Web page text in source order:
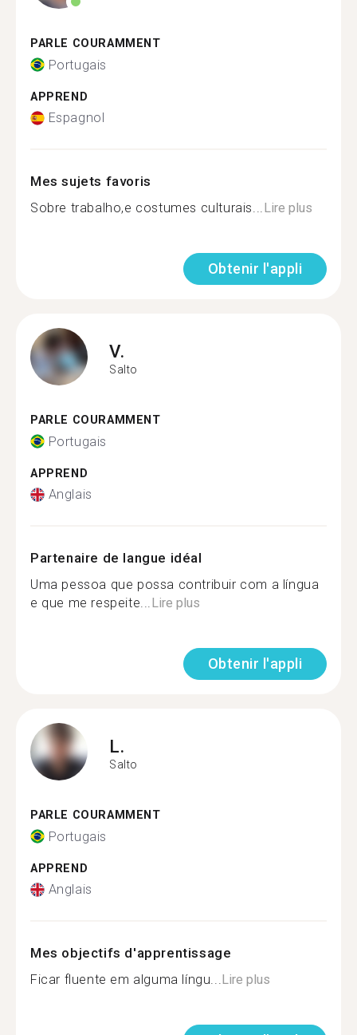
PARLE COURAMMENT
Portugais
APPREND
Espagnol
Mes sujets favoris
Sobre trabalho,e costumes culturais...Lire plus
Obtenir l'appli
V.
Salto
PARLE COURAMMENT
Portugais
APPREND
Anglais
Partenaire de langue idéal
Uma pessoa que possa contribuir com a língua
e que me respeite...Lire plus
Obtenir l'appli
L.
Salto
PARLE COURAMMENT
Portugais
APPREND
Anglais
Mes objectifs d'apprentissage
Ficar fluente em alguma língu...Lire plus